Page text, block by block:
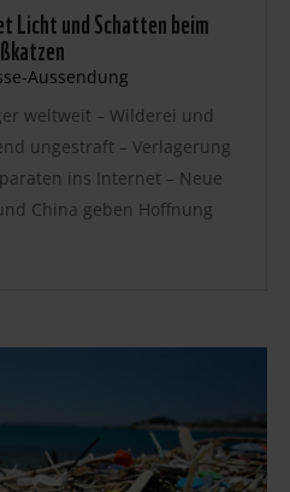
Licht und Schatten beim
Aussendung
weltweit – Wilderei und
ungestraft – Verlagerung
ins Internet – Neue
China geben Hoffnung